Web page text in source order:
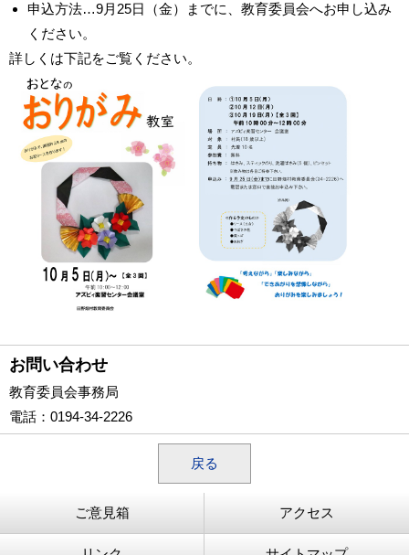
申込方法…9月25日（金）までに、教育委員会へお申し込み
ください。
詳しくは下記をご覧ください。
お問い合わせ
教育委員会事務局
電話 ：0194-34-2226
戻る
ご意見箱 アクセス